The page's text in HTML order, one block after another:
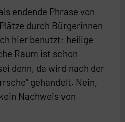
endende Phrase von
durch Bürgerinnen
hier benutzt; heilige
Raum ist schon
denn, da wird nach der
gehandelt. Nein,
Nachweis von